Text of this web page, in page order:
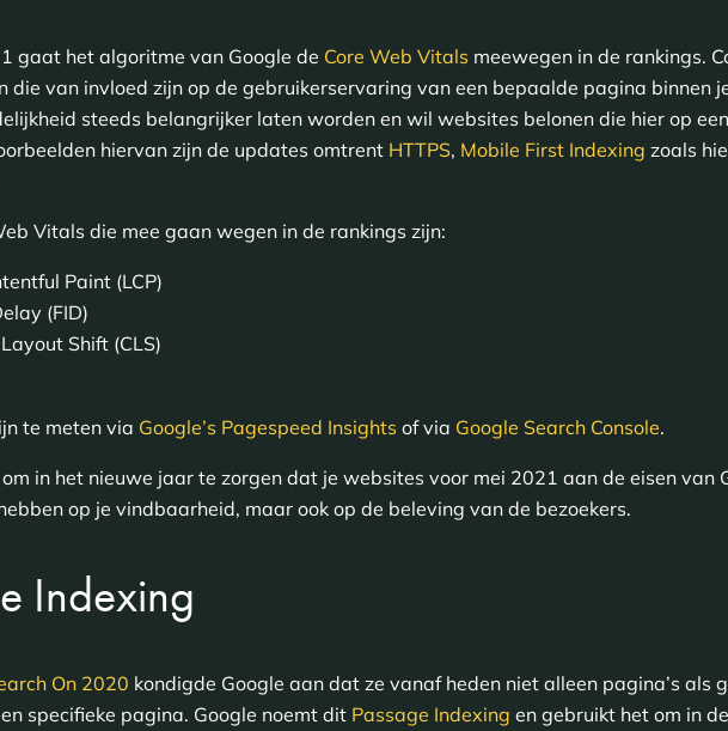
gaat het algoritme van Google de Core Web Vitals meewegen in de rankings.
die van invloed zijn op de gebruikerservaring van een bepaalde pagina binnen
steeds belangrijker laten worden en wil websites belonen die hier op
hiervan zijn de updates omtrent HTTPS, Mobile First Indexing zoals
Vitals die mee gaan wegen in de rankings zijn:
Paint (LCP)
(FID)
Shift (CLS)
te meten via Google’s Pagespeed Insights of via Google Search Console.
in het nieuwe jaar te zorgen dat je websites voor mei 2021 aan de eisen van
op je vindbaarheid, maar ook op de beleving van de bezoekers.
Indexing
On 2020 kondigde Google aan dat ze vanaf heden niet alleen pagina’s als
specifieke pagina. Google noemt dit Passage Indexing en gebruikt het om in